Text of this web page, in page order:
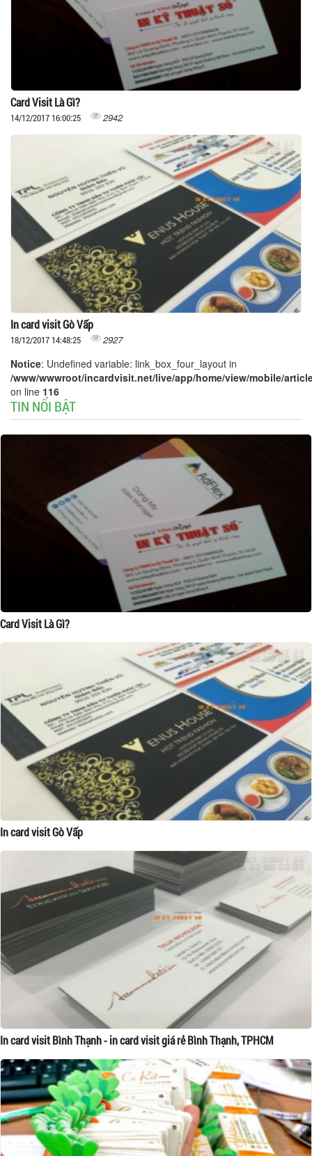
Card Visit Là Gì?
14/12/2017 16:00:25 2942
In card visit Gò Vấp
18/12/2017 14:48:25 2927
Notice: Undefined variable: link_box_four_layout in
/www/wwwroot/incardvisit.net/live/app/home/view/mobile/
on line 116
TIN NỔI BẬT
Card Visit Là Gì?
In card visit Gò Vấp
In card visit Bình Thạnh - in card visit giá rẻ Bình Thạnh, TPHCM